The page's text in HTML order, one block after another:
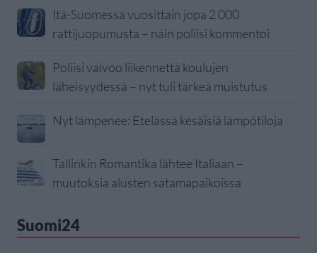
Itä-Suomessa vuosittain jopa 2 000
rattijuopumusta – näin poliisi kommentoi
Poliisi valvoo liikennettä koulujen
läheisyydessä – nyt tuli tärkeä muistutus
Nyt lämpenee: Etelässä kesäisiä lämpötiloja
Tallinkin Romantika lähtee Italiaan –
muutoksia alusten satamapaikoissa
Suomi24